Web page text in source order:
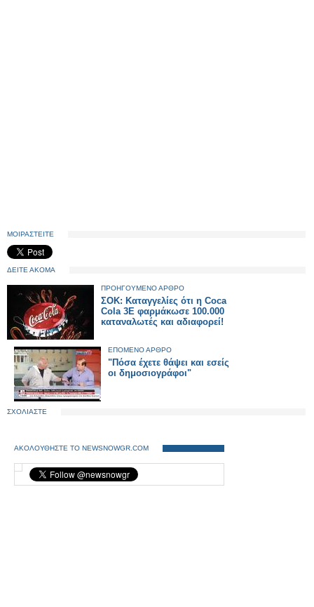
ΜΟΙΡΑΣΤΕΙΤΕ
ΔΕΙΤΕ ΑΚΟΜΑ
ΠΡΟΗΓΟΥΜΕΝΟ ΑΡΘΡΟ
ΣΟΚ: Καταγγελίες ότι η Coca
Cola 3Ε φαρμάκωσε 100.000
καταναλωτές και αδιαφορεί!
ΕΠΟΜΕΝΟ ΑΡΘΡΟ
"Πόσα έχετε θάψει και εσείς
οι δημοσιογράφοι"
ΣΧΟΛΙΑΣΤΕ
ΑΚΟΛΟΥΘΗΣΤΕ ΤΟ NEWSNOWGR.COM